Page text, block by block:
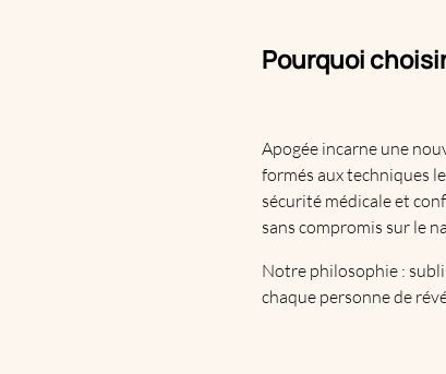
Pourquoi
Apogée incarne une
formés aux techniques
sécurité médicale et
sans compromis sur le
Notre philosophie :
chaque personne de